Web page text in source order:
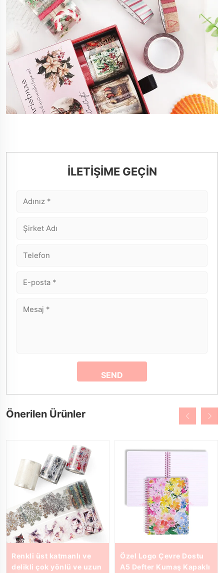
İLETİŞİME GEÇİN
Önerilen Ürünler
Renkli üst katmanlı ve
delikli çok yönlü ve uzun
Özel Logo Çevre Dostu
A5 Defter Kumaş Kapaklı